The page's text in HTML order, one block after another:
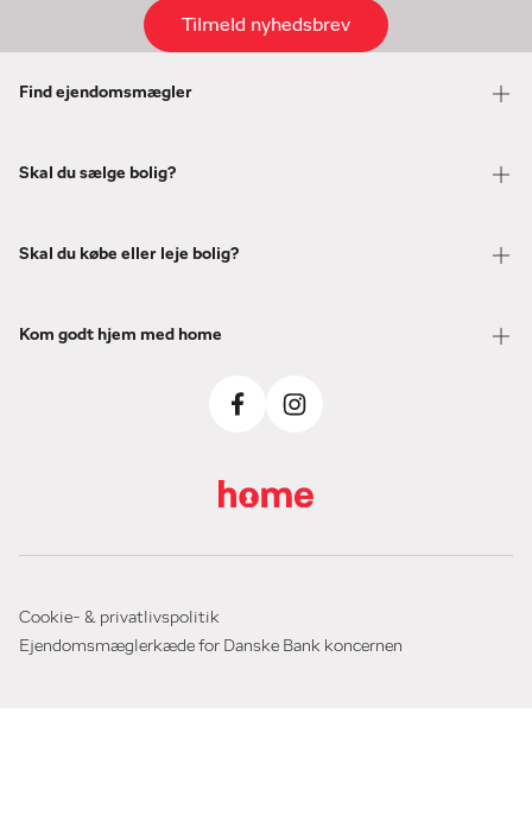
Tilmeld nyhedsbrev
Find ejendomsmægler
Skal du sælge bolig?
Skal du købe eller leje bolig?
Kom godt hjem med home
Cookie- & privatlivspolitik
Ejendomsmæglerkæde for Danske Bank koncernen